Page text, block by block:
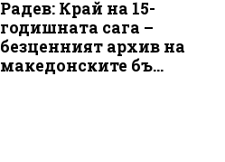
Радев: Край на 15-
годишната сага –
безценният архив на
македонските бъ...